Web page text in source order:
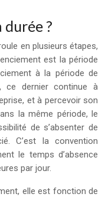
durée ?
en plusieurs étapes,
est la période
à la période de
ce dernier continue à
et à percevoir son
la même période, le
de s’absenter de
C’est la convention
le temps d’absence
par jour.
elle est fonction de